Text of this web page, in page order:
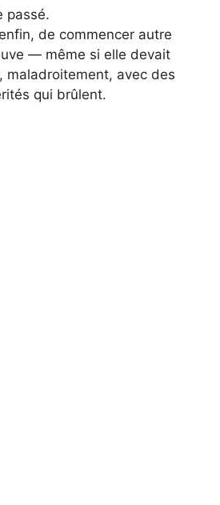
passé.
de commencer autre
— même si elle devait
maladroitement, avec des
qui brûlent.